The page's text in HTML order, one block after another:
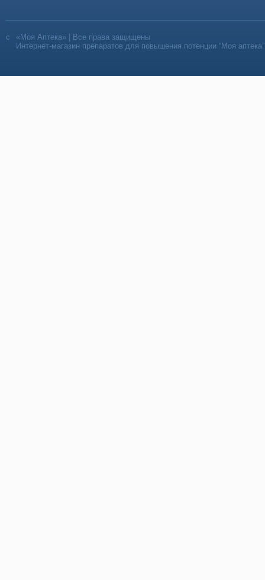
«Моя Аптека» | Все права защищены
Интернет-магазин препаратов для повышения потенции “Моя